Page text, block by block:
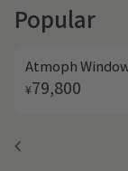
Popular
Atmoph
Regular price
¥79,800
chevron_left